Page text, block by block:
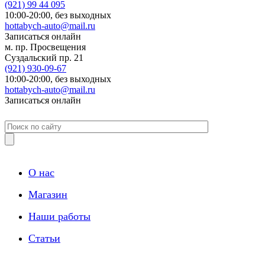
(921) 99 44 095
10:00-20:00, без выходных
hottabych-auto@mail.ru
Записаться онлайн
м. пр. Просвещения
Суздальский пр. 21
(921) 930-09-67
10:00-20:00, без выходных
hottabych-auto@mail.ru
Записаться онлайн
О нас
Магазин
Наши работы
Статьи